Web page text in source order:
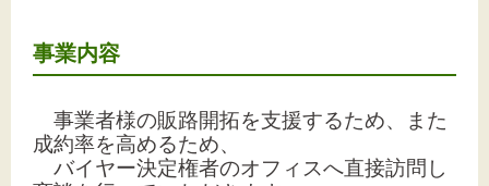
事業内容
事業者様の販路開拓を支援するため、また
成約率を高めるため、
バイヤー決定権者のオフィスへ直接訪問し